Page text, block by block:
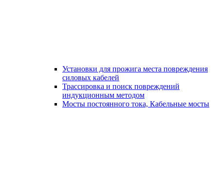
Установки для прожига места повреждения
силовых кабелей
Трассировка и поиск повреждений
индукционным методом
Мосты постоянного тока, Кабельные мосты